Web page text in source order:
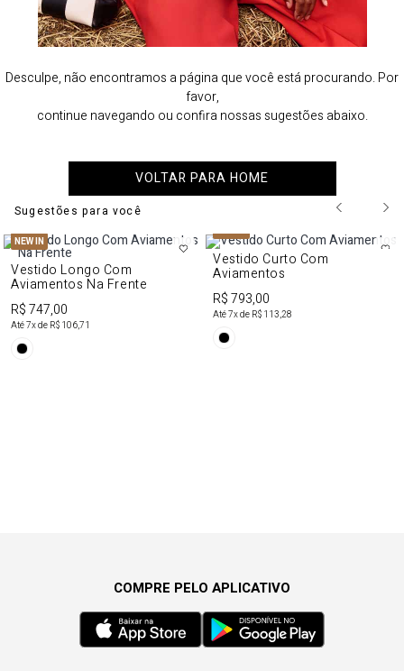
Desculpe, não encontramos a página que você está procurando. Por
favor,
continue navegando ou confira nossas sugestões abaixo.
VOLTAR PARA HOME
Sugestões para você
NEW IN
Vestido Longo Com
Aviamentos Na Frente
R$ 747,00
Até7x de R$ 106,71
NEW IN
Vestido Curto Com
Aviamentos
R$ 793,00
Até7x de R$ 113,28
COMPRE PELO APLICATIVO